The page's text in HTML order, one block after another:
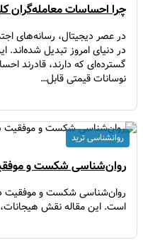
چرا احساسات معامله‌گران
در عصر دیجیتال، رسانه‌های
در دنیای امروز تبدیل شده‌اند.
گسترده‌ای که دارند، قادرند
نوسانات قیمتی قابل…
روان‌شناسی شکست و موفقیت
روان‌شناسی شکست و موفقیت در
است. این مقاله نقش هیجانات،
روانشناسی ترید